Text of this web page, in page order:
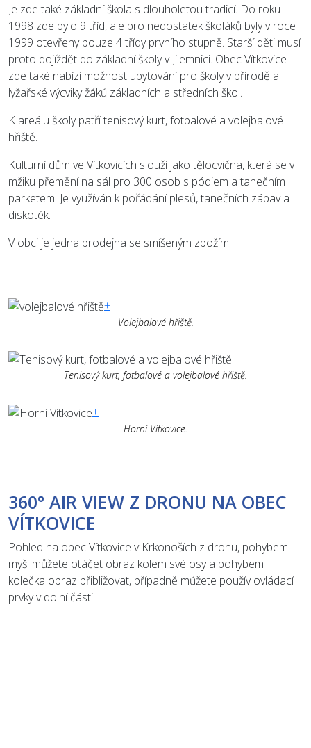
Je zde také základní škola s dlouholetou tradicí. Do roku
1998 zde bylo 9 tříd, ale pro nedostatek školáků byly v roce
1999 otevřeny pouze 4 třídy prvního stupně. Starší děti musí
proto dojíždět do základní školy v Jilemnici. Obec Vítkovice
zde také nabízí možnost ubytování pro školy v přírodě a
lyžařské výcviky žáků základních a středních škol.
K areálu školy patří tenisový kurt, fotbalové a volejbalové
hřiště.
Kulturní dům ve Vítkovicích slouží jako tělocvična, která se v
mžiku přemění na sál pro 300 osob s pódiem a tanečním
parketem. Je využíván k pořádání plesů, tanečních zábav a
diskoték.
V obci je jedna prodejna se smíšeným zbožím.
+
Volejbalové hřiště.
+
Tenisový kurt, fotbalové a volejbalové hřiště.
+
Horní Vítkovice.
360° AIR VIEW Z DRONU NA OBEC
VÍTKOVICE
Pohled na obec Vítkovice v Krkonoších z dronu, pohybem
myši můžete otáčet obraz kolem své osy a pohybem
kolečka obraz přibližovat, případně můžete použív ovládací
prvky v dolní části.